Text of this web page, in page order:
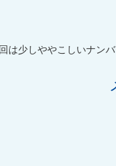
は少しややこしいナン